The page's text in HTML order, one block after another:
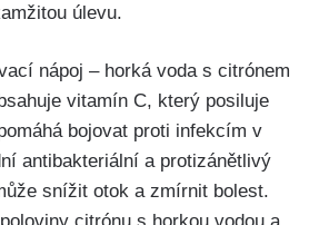
úlevu.
‍nápoj​ – horká‌ voda s citrónem
vitamín C, který posiluje
bojovat proti infekcím v
antibakteriální a protizánětlivý
snížit otok a zmírnit bolest.